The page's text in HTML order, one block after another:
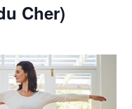
Cher)